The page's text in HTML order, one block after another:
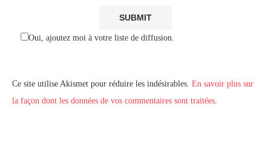
Oui, ajoutez moi à votre liste de diffusion.
Ce site utilise Akismet pour réduire les indésirables. En savoir plus sur
la façon dont les données de vos commentaires sont traitées.